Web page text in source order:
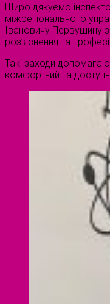
Щиро дякуємо
міжрегіонального
Івановичу Первушину
роз’яснення та
Такі заходи
комфортний та